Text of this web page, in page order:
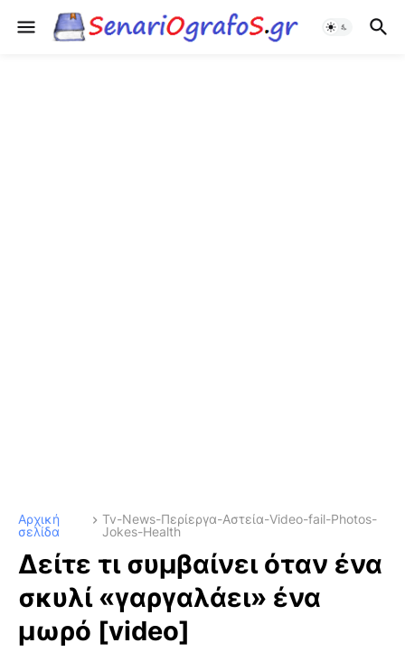
Αρχική
σελίδα
Tv-News-Περίεργα-Αστεία-Video-fail-Photos-
Jokes-Health
Δείτε τι συμβαίνει όταν ένα
σκυλί «γαργαλάει» ένα
μωρό [video]